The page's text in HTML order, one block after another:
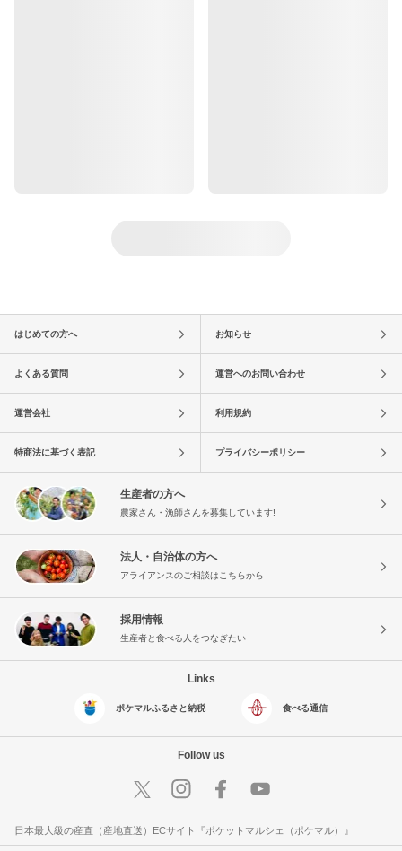
はじめての方へ お知らせ
よくある質問 運営へのお問い合わせ
運営会社 利用規約
特商法に基づく表記 プライバシーポリシー
生産者の方へ
農家さん・漁師さんを募集しています!
法人・自治体の方へ
アライアンスのご相談はこちらから
採用情報
生産者と食べる人をつなぎたい
Links
ポケマルふるさと納税 食べる通信
Follow us
日本最大級の産直（産地直送）ECサイト『ポケットマルシェ（ポケマル）』